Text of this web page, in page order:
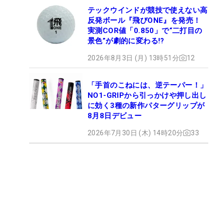
テックウインドが競技で使えない高
反発ボール『飛びONE』を発売！
実測COR値「0.850」で“二打目の
景色”が劇的に変わる!?
2026年8月3日 (月) 13時51分 12
「手首のこねには、逆テーパー！」
NO1-GRIPから引っかけや押し出し
に効く3種の新作パターグリップが
8月8日デビュー
2026年7月30日 (木) 14時20分 33